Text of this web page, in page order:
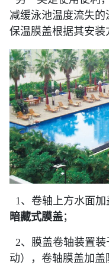
减缓泳池温度流失的
保温膜盖根据其安装
1、卷轴上方水面
暗藏式膜盖；
2、膜盖卷轴装置
动），卷轴膜盖加盖